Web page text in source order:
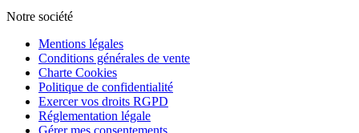
Notre société
Mentions légales
Conditions générales de vente
Charte Cookies
Politique de confidentialité
Exercer vos droits RGPD
Réglementation légale
Gérer mes consentements